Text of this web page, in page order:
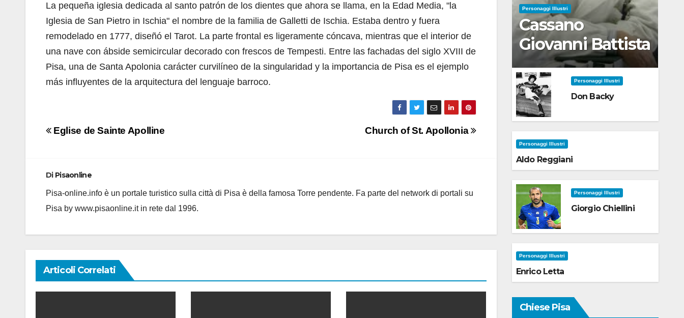
La pequeña iglesia dedicada al santo patrón de los dientes que ahora se llama, en la Edad Media, "la
Iglesia de San Pietro in Ischia" el nombre de la familia de Galletti de Ischia. Estaba dentro y fuera
remodelado en 1777, diseñó el Tarot. La parte frontal es ligeramente cóncava, mientras que el interior de
una nave con ábside semicircular decorado con frescos de Tempesti. Entre las fachadas del siglo XVIII de
Pisa, una de Santa Apolonia carácter curvilíneo de la singularidad y la importancia de Pisa es el ejemplo
más influyentes de la arquitectura del lenguaje barroco.
Navigazione
Church of St. Apollonia
Eglise de Sainte Apolline
Di Pisaonline
Pisa-online.info è un portale turistico sulla città di Pisa è della famosa Torre pendente. Fa parte del network di portali su
Pisa by www.pisaonline.it in rete dal 1996.
Articoli Correlati
Personaggi Illustri
Cassano
Giovanni Battista
Personaggi Illustri
Don Backy
Personaggi Illustri
Aldo Reggiani
Personaggi Illustri
Giorgio Chiellini
Personaggi Illustri
Enrico Letta
Chiese Pisa